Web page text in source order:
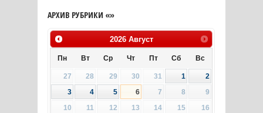
АРХИВ РУБРИКИ «»
2026 Август
Пн Вт Ср Чт Пт Сб Вс
27 28 29 30 31 1
2
3
4 5 6 7 8
9
10
11 12 13 14 15
16